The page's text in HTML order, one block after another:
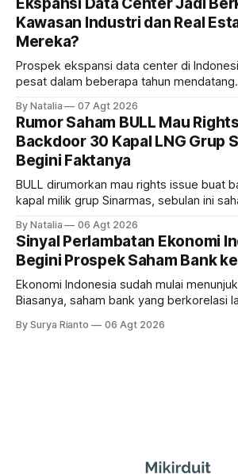
Ekspansi Data Center Jadi
Kawasan Industri dan Real
Mereka?
Prospek ekspansi data center di
pesat dalam beberapa tahun mendatang.
estate, ada siapa saja mereka?
By Natalia 07 Agt 2026
Rumor Saham BULL Mau
Backdoor 30 Kapal LNG Grup
Begini Faktanya
BULL dirumorkan mau rights issue buat
kapal milik grup Sinarmas, sebulan ini
masih menarik dilirik?
By Natalia 06 Agt 2026
Sinyal Perlambatan Ekonomi
Begini Prospek Saham Bank
Ekonomi Indonesia sudah mulai
Biasanya, saham bank yang berkorelasi
bank ke depannya?
By Surya Rianto 06 Agt 2026